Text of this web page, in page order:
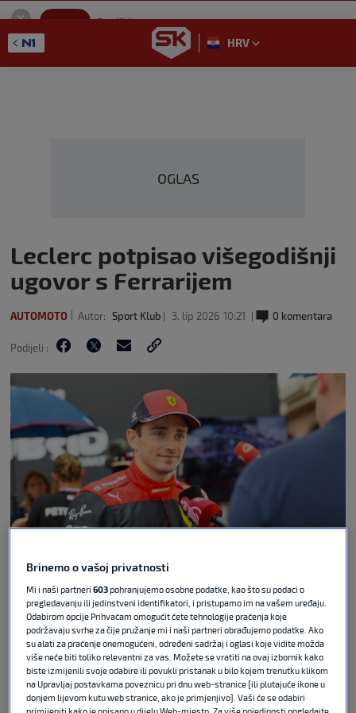
SportKlub
GET - On the Google Play
HRV
OGLAS
Leclerc potpisao višegodišnji
ugovor s Ferrarijem
AUTOMOTO Autor: Sport Klub 3. lip 2026 10:21 0 komentara
Podijeli :
Vozač Charles Leclerc obvezao se na višegodišnje
produženje ugovora s Ferrarijem, potvrdila je
momčad Formule 1 u srijedu uoči Velike nagrade
Monaka.
DvadesetosmogodišnjiLeclerckoji je iz Monaca
Brinemo o vašoj privatnosti
Mi i naši partneri603pohranjujemo osobne podatke, kao što su podaci o
pregledavanju ili jedinstveni identifikatori, i pristupamo im na vašem uređaju.
Odabirom opcije Prihvaćam omogućit ćete tehnologije praćenja koje
podržavaju svrhe za čije pružanje mi i naši partneri obrađujemo podatke. Ako
su alati za praćenje onemogućeni, određeni sadržaj i oglasi koje vidite možda
više neće biti toliko relevantni za vas. Možete se vratiti na ovaj izbornik kako
biste izmijenili svoje odabire ili povukli pristanak u bilo kojem trenutku klikom
na Upravljaj postavkama poveznicu pri dnu web-stranice [ili plutajuće ikone u
donjem lijevom kutu web stranice, ako je primjenjivo]. Vaši će se odabiri